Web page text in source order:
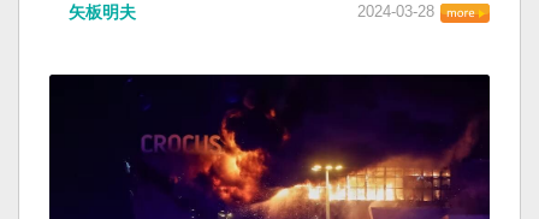
矢板明夫 2024-03-28